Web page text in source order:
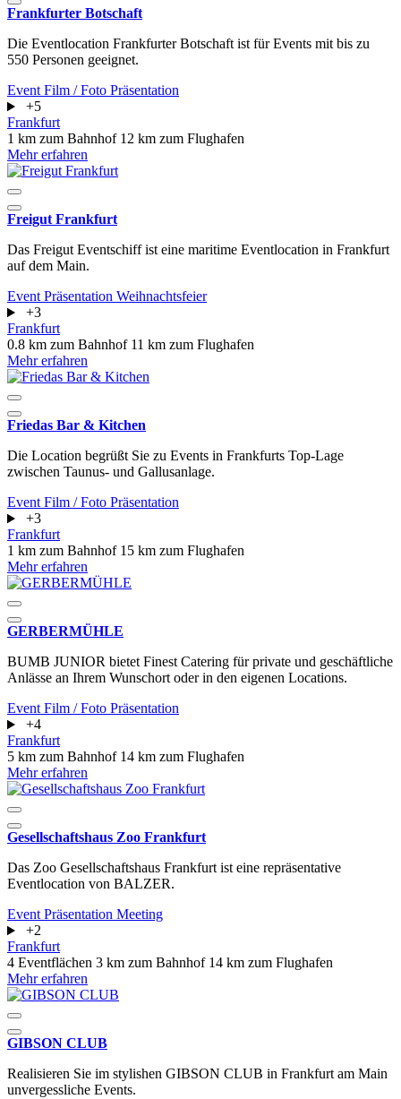
Frankfurter Botschaft
Die Eventlocation Frankfurter Botschaft ist für Events mit bis zu
550 Personen geeignet.
Event Film / Foto Präsentation
+5
Frankfurt
1 km zum Bahnhof 12 km zum Flughafen
Mehr erfahren
Freigut Frankfurt
Das Freigut Eventschiff ist eine maritime Eventlocation in Frankfurt
auf dem Main.
Event Präsentation Weihnachtsfeier
+3
Frankfurt
0.8 km zum Bahnhof 11 km zum Flughafen
Mehr erfahren
Friedas Bar & Kitchen
Die Location begrüßt Sie zu Events in Frankfurts Top-Lage
zwischen Taunus- und Gallusanlage.
Event Film / Foto Präsentation
+3
Frankfurt
1 km zum Bahnhof 15 km zum Flughafen
Mehr erfahren
GERBERMÜHLE
BUMB JUNIOR bietet Finest Catering für private und geschäftliche
Anlässe an Ihrem Wunschort oder in den eigenen Locations.
Event Film / Foto Präsentation
+4
Frankfurt
5 km zum Bahnhof 14 km zum Flughafen
Mehr erfahren
Gesellschaftshaus Zoo Frankfurt
Das Zoo Gesellschaftshaus Frankfurt ist eine repräsentative
Eventlocation von BALZER.
Event Präsentation Meeting
+2
Frankfurt
4 Eventflächen 3 km zum Bahnhof 14 km zum Flughafen
Mehr erfahren
GIBSON CLUB
Realisieren Sie im stylishen GIBSON CLUB in Frankfurt am Main
unvergessliche Events.